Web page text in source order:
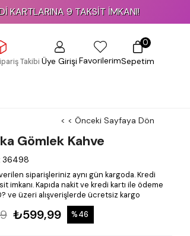
KARTLARINA 9 TAKSİT İMKANI!
Takibi Üye GirişiFavorilerimSepetim
0
< < Önceki Sayfaya Dön
Gömlek Kahve
36498
siparişleriniz aynı gün kargoda. Kredi
imkanı. Kapıda nakit ve kredi kartı ile ödeme
ve üzeri alışverişlerde ücretsiz kargo
₺599,99 %46